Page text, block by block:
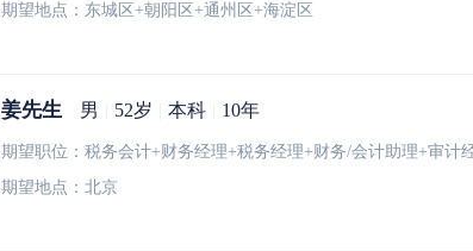
期望地点：东城区+朝阳区+通州区+海淀区
姜先生 男 52岁 本科 10年
期望地点：北京